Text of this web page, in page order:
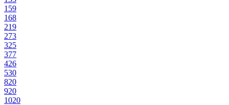
159
168
219
273
325
377
426
530
820
920
1020